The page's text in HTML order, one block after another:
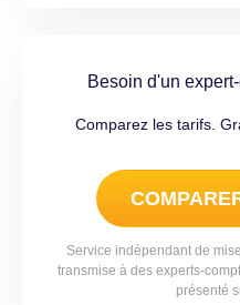
Besoin d'un
Comparez les tarifs.
Service indépendant de
transmise à des experts-
présenté